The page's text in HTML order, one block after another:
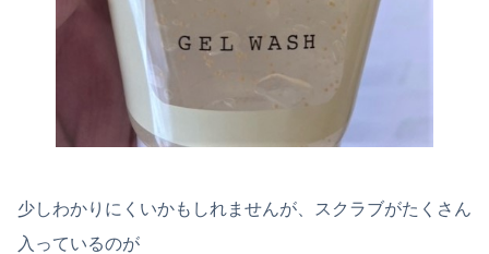
少しわかりにくいかもしれませんが、スクラブがたくさん
入っているのが